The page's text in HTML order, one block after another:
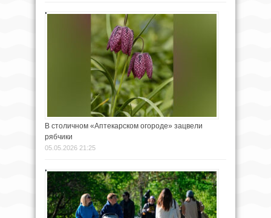
В столичном «Аптекарском огороде» зацвели
рябчики
05.05.2026 21:25